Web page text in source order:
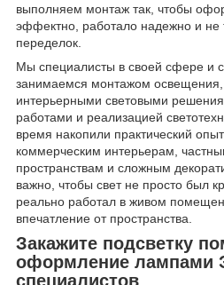
выполняем монтаж так, чтобы
эффектно, работало надежно и не
переделок.
Мы специалисты в своей сфере и
занимаемся монтажом освещения,
интерьерными световыми
работами и реализацией
время накопили практический
коммерческим интерьерам,
пространствам и сложным
важно, чтобы свет не просто был
реально работал в живом
впечатление от пространства.
Закажите подсветку
оформление лампами
специалистов